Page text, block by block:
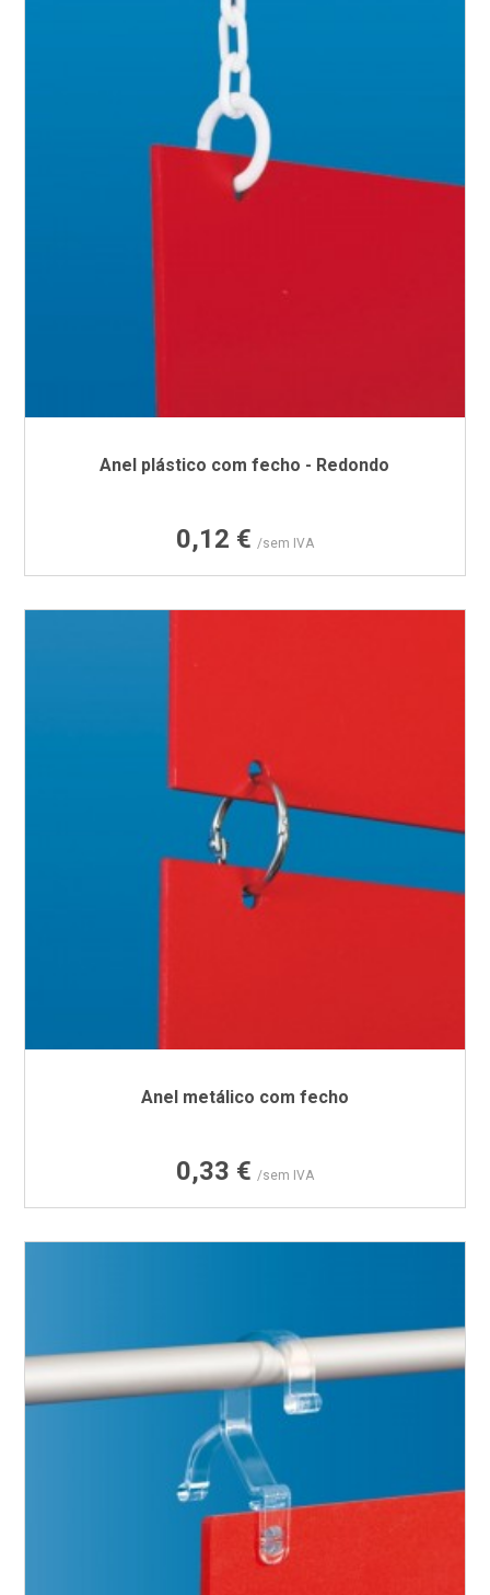
Anel plástico com fecho - Redondo
Preço
0,12 € /sem IVA
Anel metálico com fecho
Preço
0,33 € /sem IVA